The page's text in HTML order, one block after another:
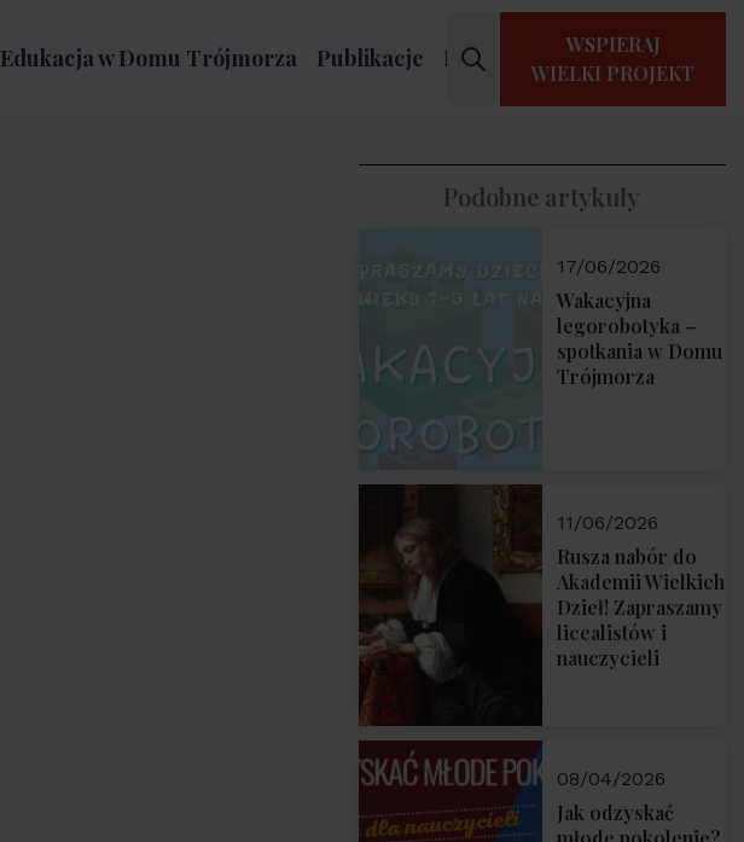
Edukacja w Domu Trójmorza Publikacje Kontakt
WSPIERAJ
WIELKI PROJEKT
Podobne artykuły
17/06/2026
Wakacyjna
legorobotyka –
spotkania w Domu
Trójmorza
11/06/2026
Rusza nabór do
Akademii Wielkich
Dzieł! Zapraszamy
licealistów i
nauczycieli
08/04/2026
Jak odzyskać